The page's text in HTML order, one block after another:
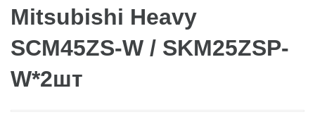
Mitsubishi Heavy
SCM45ZS-W / SKM25ZSP-
W*2шт